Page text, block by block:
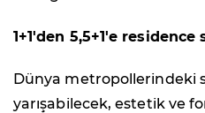
1+1'den 5,5+1'e residence
Dünya metropollerindeki
yarışabilecek, estetik ve